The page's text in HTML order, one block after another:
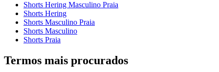
Shorts Hering Masculino Praia
Shorts Hering
Shorts Masculino Praia
Shorts Masculino
Shorts Praia
Termos mais procurados